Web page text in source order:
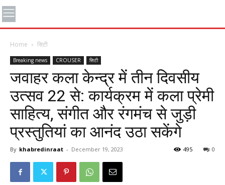
Home सिटी
Breaking news CROUSER सिटी
जवाहर कला केन्द्र में तीन दिवसीय
उत्सव 22 से: कार्यक्रम में कला प्रेमी
साहित्य, संगीत और रंगमंच से जुड़ी
प्रस्तुतियां का आनंद उठा सकेंगे
By khabredinraat - December 19, 2023 0
495